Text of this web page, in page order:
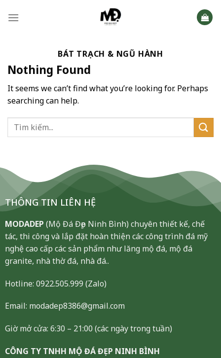
BÁT TRẠCH & NGŨ HÀNH
Nothing Found
It seems we can’t find what you’re looking for. Perhaps
searching can help.
THÔNG TIN LIÊN HỆ
MODADEP (Mộ Đá Đẹp Ninh Bình) chuyên thiết kế, chế
tác, thi công và lắp đặt hoàn thiện các công trình đá mỹ
nghệ cao cấp các sản phẩm như lăng mộ đá, mộ đá
granite, nhà thờ đá, nhà đá..
Hotline: 0922.505.999 (Zalo)
Email: modadep8386@gmail.com
Giờ mở cửa: 6:30 – 21:00 (các ngày trong tuần)
CÔNG TY TNHH MỘ ĐÁ ĐẸP NINH BÌNH